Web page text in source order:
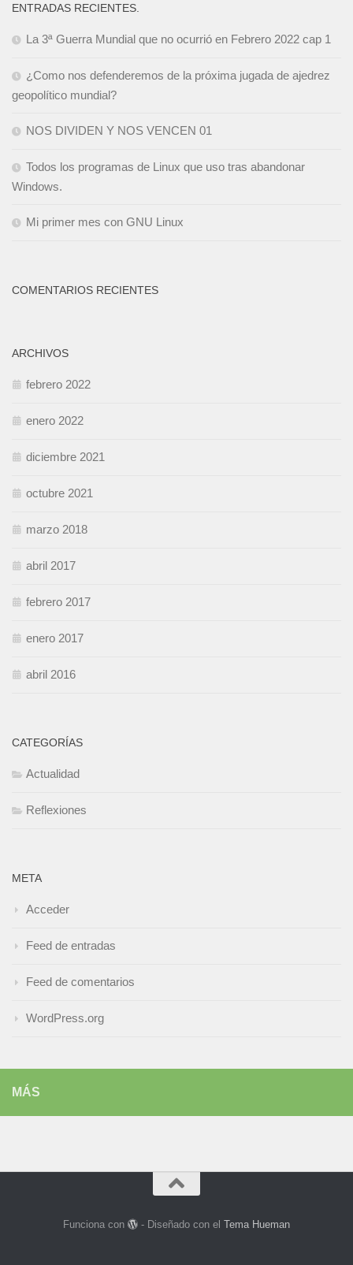
ENTRADAS RECIENTES.
La 3ª Guerra Mundial que no ocurrió en Febrero 2022 cap 1
¿Como nos defenderemos de la próxima jugada de ajedrez
geopolítico mundial?
NOS DIVIDEN Y NOS VENCEN 01
Todos los programas de Linux que uso tras abandonar
Windows.
Mi primer mes con GNU Linux
COMENTARIOS RECIENTES
ARCHIVOS
febrero 2022
enero 2022
diciembre 2021
octubre 2021
marzo 2018
abril 2017
febrero 2017
enero 2017
abril 2016
CATEGORÍAS
Actualidad
Reflexiones
META
Acceder
Feed de entradas
Feed de comentarios
WordPress.org
MÁS
Funciona con - Diseñado con elTema Hueman